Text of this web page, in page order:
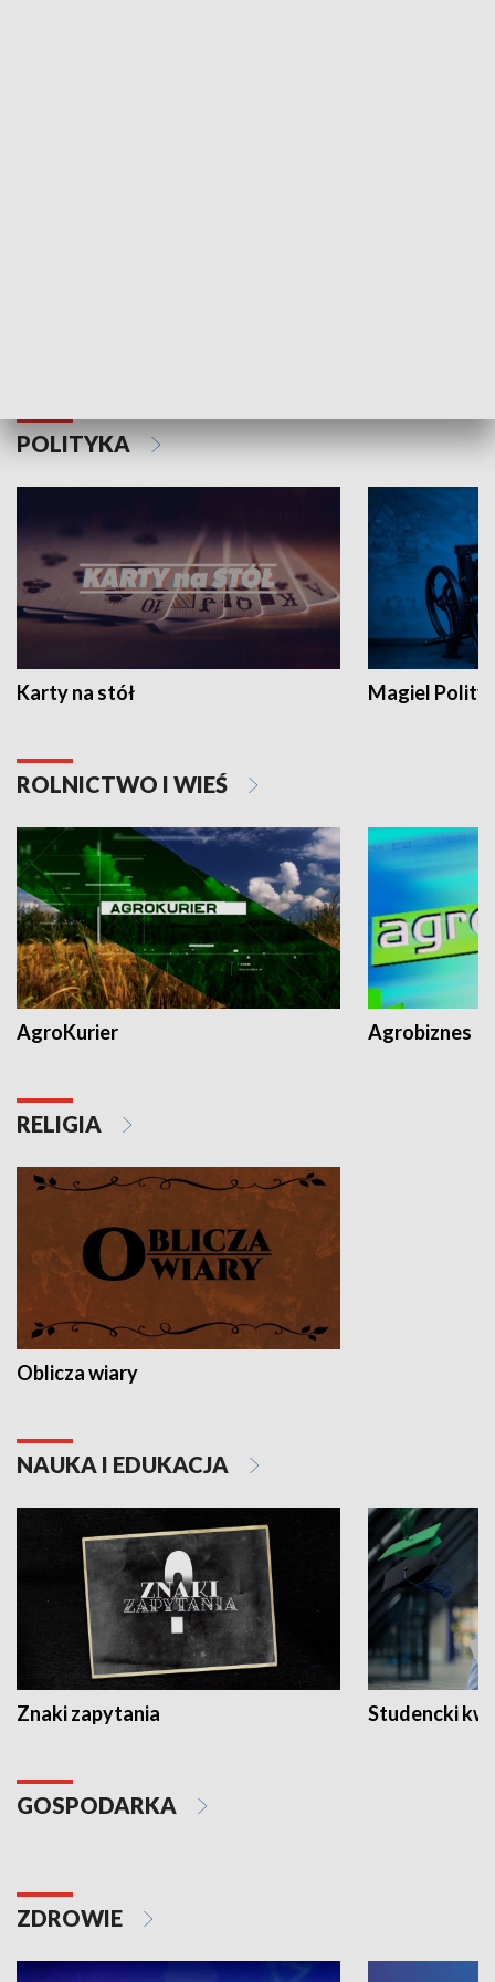
POLITYKA
Karty na stół Magiel
ROLNICTWO I WIEŚ
AgroKurier Agrobiznes
RELIGIA
Oblicza wiary
NAUKA I EDUKACJA
Znaki zapytania Studencki
GOSPODARKA
ZDROWIE